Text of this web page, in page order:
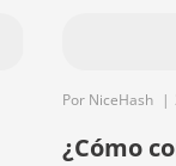
Por NiceHash |
¿Cómo